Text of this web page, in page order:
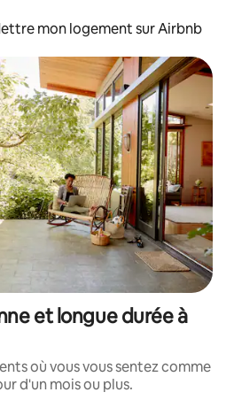
mon logement sur Airbnb
et longue durée à
où vous vous sentez comme
d'un mois ou plus.